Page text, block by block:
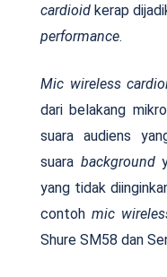
cardioid kerap
performance.
Mic wireless
dari belakang
suara audiens
suara background
yang tidak
contohmic
Shure SM58 dan